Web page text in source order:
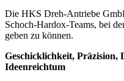
Die HKS Dreh-Antriebe
Schoch-Hardox-Teams, bei
geben zu können.
Geschicklichkeit, Präzision,
Ideenreichtum